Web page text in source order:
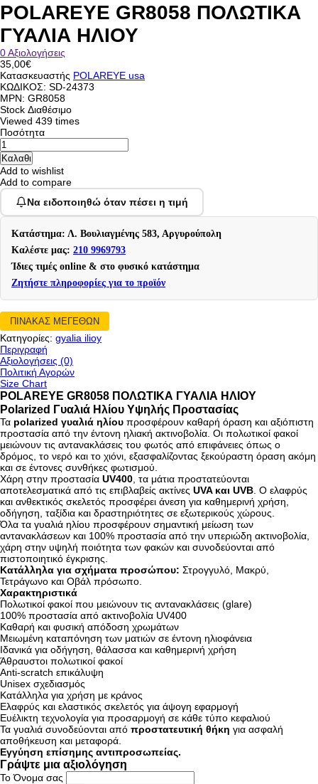
POLAREYE GR8058 ΠΟΛΩΤΙΚΑ
ΓΥΑΛΙΑ ΗΛΙΟΥ
0 Αξιολογήσεις
35,00€
Κατασκευαστής POLAREYE usa
ΚΩΔΙΚΟΣ: SD-24373
MPN: GR8058
Stock Διαθέσιμο
Viewed 439 times
Ποσότητα
Add to wishlist
Add to compare
Να ειδοποιηθώ όταν πέσει η τιμή
Κατάστημα: Λ. Βουλιαγμένης 583, Αργυρούπολη
Καλέστε μας: 210 9969793
Ίδιες τιμές online & στο φυσικό κατάστημα
Ζητήστε πληροφορίες για το προϊόν
ΠΙΝΑΚΑΣ ΜΕΓΕΘΩΝ
Κατηγορίες: gyalia ilioy
Περιγραφή
Αξιολογήσεις (0)
Πολιτική Αγορών
Size Chart
POLAREYE GR8058 ΠΟΛΩΤΙΚΑ ΓΥΑΛΙΑ ΗΛΙΟΥ
Polarized Γυαλιά Ηλίου Υψηλής Προστασίας
Τα polarized γυαλιά ηλίου προσφέρουν καθαρή όραση και αξιόπιστη
προστασία από την έντονη ηλιακή ακτινοβολία. Οι πολωτικοί φακοί
μειώνουν τις αντανακλάσεις του φωτός από επιφάνειες όπως ο
δρόμος, το νερό και το χιόνι, εξασφαλίζοντας ξεκούραστη όραση ακόμη
και σε έντονες συνθήκες φωτισμού.
Χάρη στην προστασία UV400 , τα μάτια προστατεύονται
αποτελεσματικά από τις επιβλαβείς ακτίνες UVA και UVB . Ο ελαφρύς
και ανθεκτικός σκελετός προσφέρει άνεση για καθημερινή χρήση,
οδήγηση, ταξίδια και δραστηριότητες σε εξωτερικούς χώρους.
Όλα τα γυαλιά ηλίου προσφέρουν σημαντική μείωση των
αντανακλάσεων και 100% προστασία από την υπεριώδη ακτινοβολία,
χάρη στην υψηλή ποιότητα των φακών και συνοδεύονται από
πιστοποιητικό έγκρισης.
Κατάλληλα για σχήματα προσώπου: Στρογγυλό, Μακρύ,
Τετράγωνο και Οβάλ πρόσωπο.
Χαρακτηριστικά
Πολωτικοί φακοί που μειώνουν τις αντανακλάσεις (glare)
100% προστασία από ακτινοβολία UV400
Καθαρή και φυσική απόδοση χρωμάτων
Μειωμένη καταπόνηση των ματιών σε έντονη ηλιοφάνεια
Ιδανικά για οδήγηση, θάλασσα και καθημερινή χρήση
Άθραυστοι πολωτικοί φακοί
Anti-scratch επικάλυψη
Unisex σχεδιασμός
Κατάλληλα για χρήση με κράνος
Ελαφρύς και ελαστικός σκελετός για άψογη εφαρμογή
Ευέλικτη τεχνολογία για προσαρμογή σε κάθε τύπο κεφαλιού
Τα γυαλιά συνοδεύονται από προστατευτική θήκη για ασφαλή
αποθήκευση και μεταφορά.
Εγγύηση επίσημης αντιπροσωπείας.
Γράψτε μια αξιολόγηση
Το Όνομα σας